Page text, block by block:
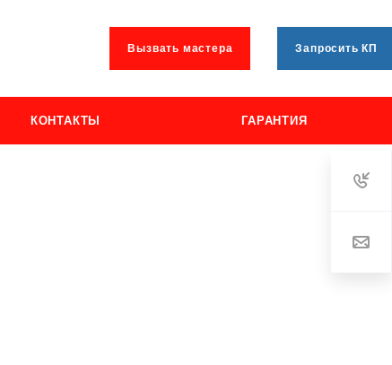
Вызвать мастера Запросить КП
КОНТАКТЫ ГАРАНТИЯ